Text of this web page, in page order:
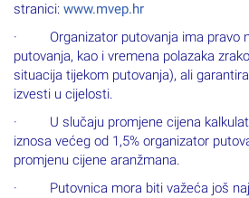
stranici: www.mvep.hr
· Organizator putovanja ima pravo
putovanja, kao i vremena polazaka
situacija tijekom putovanja), ali
izvesti u cijelosti.
· U slučaju promjene cijena
iznosa većeg od 1,5% organizator
promjenu cijene aranžmana.
· Putovnica mora biti važeća još